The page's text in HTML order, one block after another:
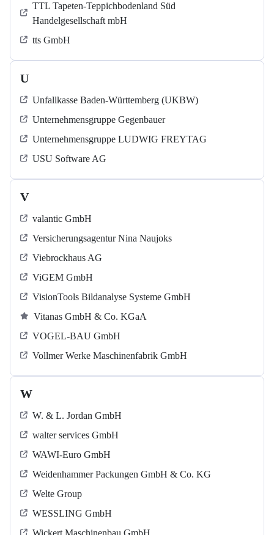
TTL Tapeten-Teppichbodenland Süd
Handelgesellschaft mbH
tts GmbH
U
Unfallkasse Baden-Württemberg (UKBW)
Unternehmensgruppe Gegenbauer
Unternehmensgruppe LUDWIG FREYTAG
USU Software AG
V
valantic GmbH
Versicherungsagentur Nina Naujoks
Viebrockhaus AG
ViGEM GmbH
VisionTools Bildanalyse Systeme GmbH
Vitanas GmbH & Co. KGaA
VOGEL-BAU GmbH
Vollmer Werke Maschinenfabrik GmbH
W
W. & L. Jordan GmbH
walter services GmbH
WAWI-Euro GmbH
Weidenhammer Packungen GmbH & Co. KG
Welte Group
WESSLING GmbH